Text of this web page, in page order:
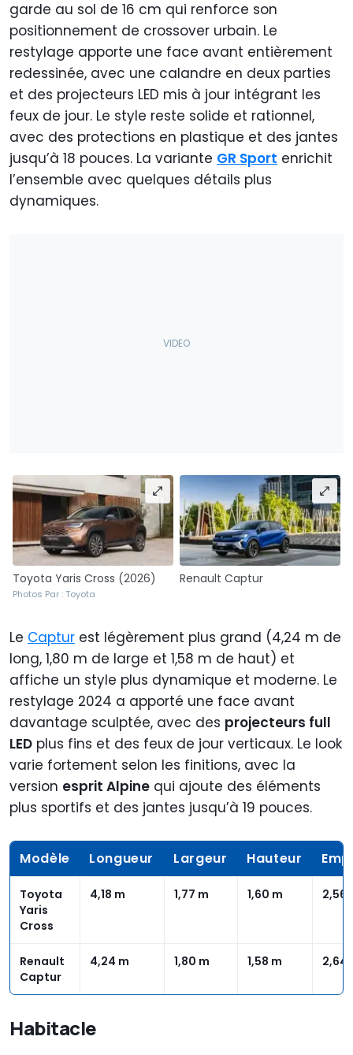
garde au sol de 16 cm qui renforce son
positionnement de crossover urbain. Le
restylage apporte une face avant entièrement
redessinée, avec une calandre en deux parties
et des projecteurs LED mis à jour intégrant les
feux de jour. Le style reste solide et rationnel,
avec des protections en plastique et des jantes
jusqu’à 18 pouces. La variante GR Sport enrichit
l’ensemble avec quelques détails plus
dynamiques.
Toyota Yaris Cross (2026)
Photos Par : Toyota
Renault Captur
Le Captur est légèrement plus grand (4,24 m de
long, 1,80 m de large et 1,58 m de haut) et
affiche un style plus dynamique et moderne. Le
restylage 2024 a apporté une face avant
davantage sculptée, avec des projecteurs full
LED plus fins et des feux de jour verticaux. Le look
varie fortement selon les finitions, avec la
version esprit Alpine qui ajoute des éléments
plus sportifs et des jantes jusqu’à 19 pouces.
Modèle Longueur Largeur Hauteur
Toyota
Yaris
Cross
4,18 m 1,77 m 1,60 m 2,56
Renault
Captur
4,24 m 1,80 m 1,58 m 2,64
Habitacle